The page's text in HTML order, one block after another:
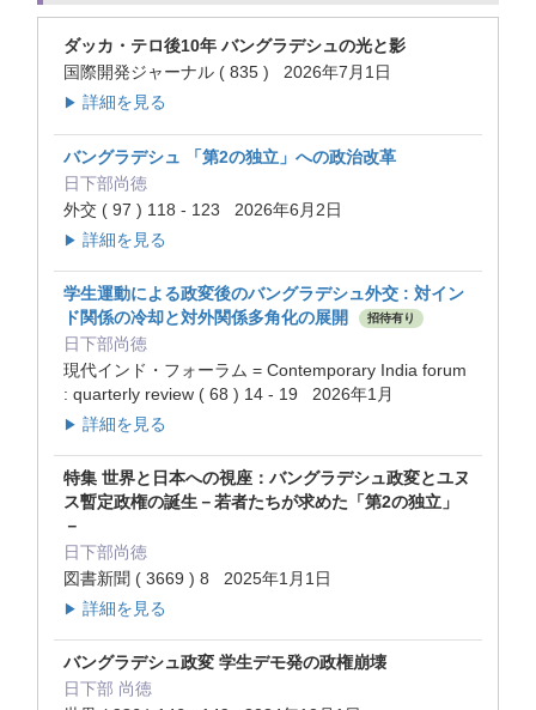
ダッカ・テロ後10年 バングラデシュの光と影
国際開発ジャーナル ( 835 ) 2026年7月1日
▶ 詳細を見る
バングラデシュ 「第2の独立」への政治改革
日下部尚徳
外交 ( 97 ) 118 - 123 2026年6月2日
▶ 詳細を見る
学生運動による政変後のバングラデシュ外交 : 対イン
ド関係の冷却と対外関係多角化の展開
招待有り
日下部尚徳
現代インド・フォーラム = Contemporary India forum
: quarterly review ( 68 ) 14 - 19 2026年1月
▶ 詳細を見る
特集 世界と日本への視座：バングラデシュ政変とユヌ
ス暫定政権の誕生－若者たちが求めた「第2の独立」
－
日下部尚徳
図書新聞 ( 3669 ) 8 2025年1月1日
▶ 詳細を見る
バングラデシュ政変 学生デモ発の政権崩壊
日下部 尚徳